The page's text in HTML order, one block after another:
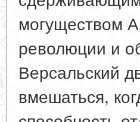
могуществом
революции и
Версальский
вмешаться,